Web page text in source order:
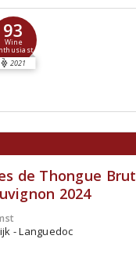
93
Wine
2021
de Thongue Brut
2024
- Languedoc